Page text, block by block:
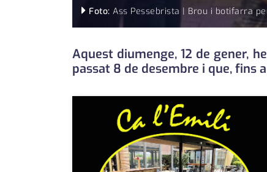
Foto: Ass Pessebrista | Brou i botifarra
Aquest diumenge, 12 de gener,
passat 8 de desembre i que, fins